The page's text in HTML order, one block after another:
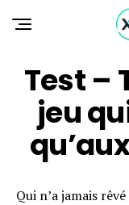
Test –
jeu
Qui n’a jamais